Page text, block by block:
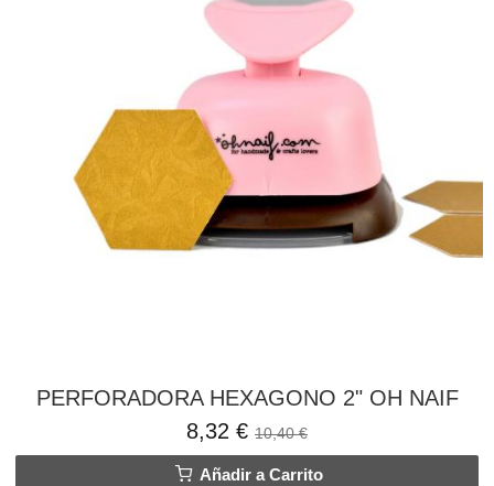
PERFORADORA HEXAGONO 2" OH NAIF
8,32 € 10,40 €
Añadir a Carrito